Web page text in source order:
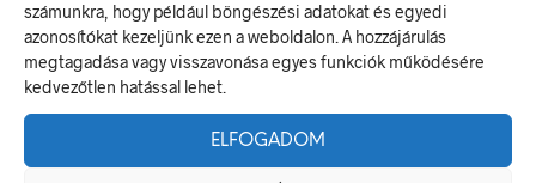
számunkra, hogy például böngészési adatokat és egyedi
azonosítókat kezeljünk ezen a weboldalon. A hozzájárulás
megtagadása vagy visszavonása egyes funkciók működésére
kedvezőtlen hatással lehet.
ELFOGADOM
Jól Láthatósági Mellény: Miért Fontos, Hogyan Válaszd Ki,
És Hogyan Teheted Egyedivé?
Céges Logóval Ellátott Pólók: Az Identitás És Csapatszellem
A Biztonságos Hulladékgazdálkodás: A Hulladékgyűjtő